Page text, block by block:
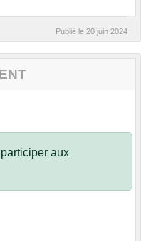
Publié le 20 juin 2024
aux